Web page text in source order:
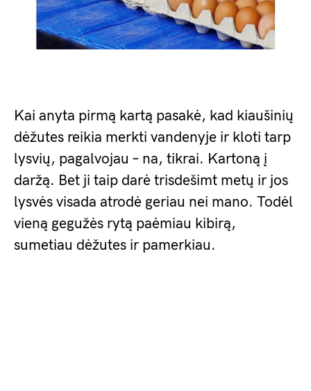
Kai anyta pirmą kartą pasakė, kad kiaušinių
dėžutes reikia merkti vandenyje ir kloti tarp
lysvių, pagalvojau – na, tikrai. Kartoną į
daržą. Bet ji taip darė trisdešimt metų ir jos
lysvės visada atrodė geriau nei mano. Todėl
vieną gegužės rytą paėmiau kibirą,
sumetiau dėžutes ir pamerkiau.